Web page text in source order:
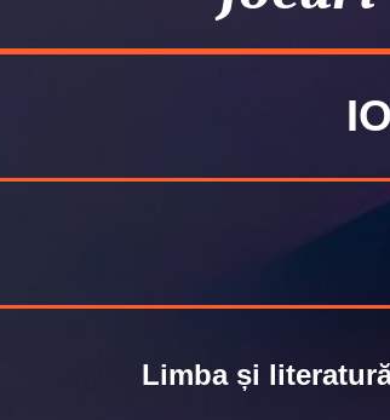
Limba și